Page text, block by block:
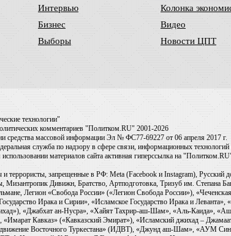
Интервью
Бизнес
Выборы
Колонка
Видео
Новости ЦПТ
технологии"
комментариев "Политком.RU" 2001-2026
средства массовой информации Эл № ФС77-69227 от 06 апреля 2017 г.
служба по надзору в сфере связи, информационных
материалов сайта активная гиперссылка на
и террористы, запрещенные в РФ: Meta (Facebook и Instagram),
Мизантропик Дивижн, Братство, Артподготовка, Тризуб им.
Легион «Свобода России» («Легион Свобода России»),
Государство Ирака и Сирии», «Исламское Государство Ирака и
«Джабхат ан-Нусра», «Хайят Тахрир-аш-Шам», «Аль-Каида»,
«Имарат Кавказ» («Кавказский Эмират»), «Исламский джихад –
движение Восточного Туркестана» (ИДВТ), «Джунд аш-Шам», «АУМ